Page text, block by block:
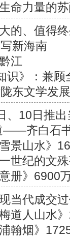
命力量的
的、值得
新海南
江
识》：兼
东文学发
、10日推
——齐白石
景山水》
世纪的文
册》6900
当代成交
道人山水
翰烟》